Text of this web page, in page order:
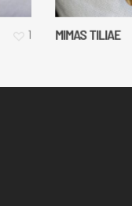
1 MIMAS TILIAE